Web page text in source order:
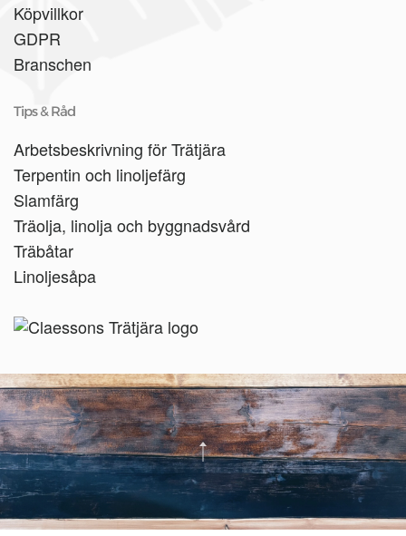
Köpvillkor
GDPR
Branschen
Tips & Råd
Arbetsbeskrivning för Trätjära
Terpentin och linoljefärg
Slamfärg
Träolja, linolja och byggnadsvård
Träbåtar
Linoljesåpa